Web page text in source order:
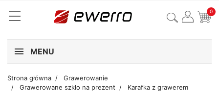
0
MENU
Strona główna
Grawerowanie
Grawerowane szkło na prezent
Karafka z grawerem